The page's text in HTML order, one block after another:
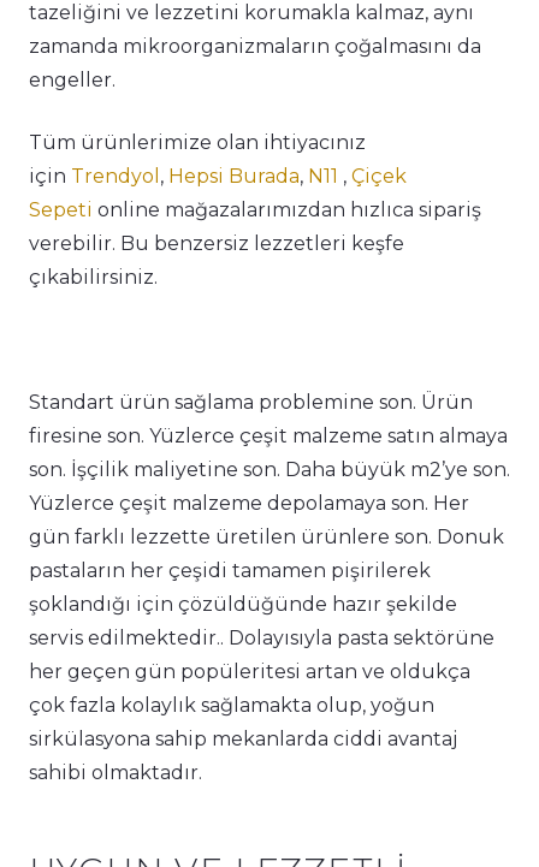
tazeliğini ve lezzetini korumakla kalmaz, aynı
zamanda mikroorganizmaların çoğalmasını da
engeller.
Tüm ürünlerimize olan ihtiyacınız
için Trendyol , Hepsi Burada, N11 , Çiçek
Sepeti online mağazalarımızdan hızlıca sipariş
verebilir. Bu benzersiz lezzetleri keşfe
çıkabilirsiniz.
Standart ürün sağlama problemine son. Ürün
firesine son. Yüzlerce çeşit malzeme satın almaya
son. İşçilik maliyetine son. Daha büyük m2’ye son.
Yüzlerce çeşit malzeme depolamaya son. Her
gün farklı lezzette üretilen ürünlere son. Donuk
pastaların her çeşidi tamamen pişirilerek
şoklandığı için çözüldüğünde hazır şekilde
servis edilmektedir.. Dolayısıyla pasta sektörüne
her geçen gün popüleritesi artan ve oldukça
çok fazla kolaylık sağlamakta olup, yoğun
sirkülasyona sahip mekanlarda ciddi avantaj
sahibi olmaktadır.